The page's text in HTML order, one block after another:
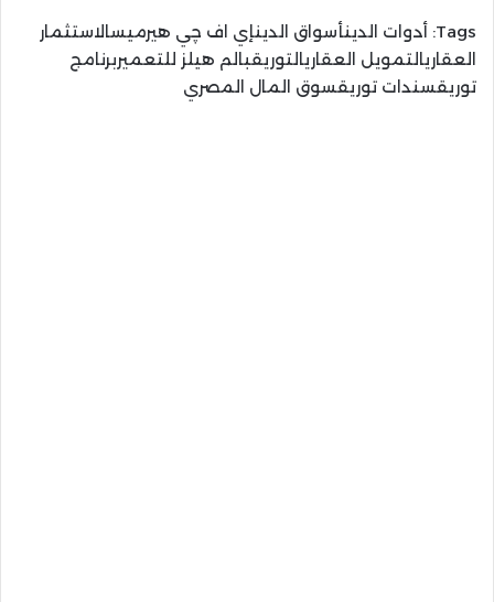
Tags: أدوات الدينأسواق الدينإي اف چي هيرميسالاستثمار
العقاريالتمويل العقاريالتوريقبالم هيلز للتعميربرنامج
توريقسندات توريقسوق المال المصري